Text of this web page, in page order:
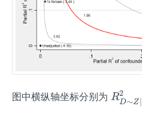
图中横纵轴坐标分别为 R_
RD∼Z∣
2